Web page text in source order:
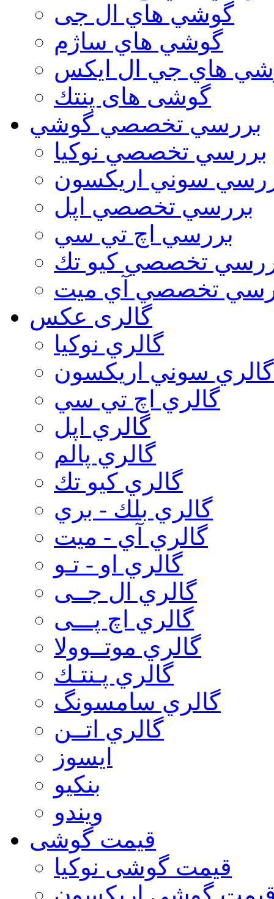
گوشي هاي ال جی
گوشي هاي ساژم
هاي جي ال ايكس
گوشی های پنتك
بررسي تخصصي گوشي
بررسي تخصصي نوكيا
سوني اريكسون
بررسي تخصصي اپل
بررسي اچ تي سي
تخصصي كيو تك
تخصصي آي ميت
گالری عکس
گالري نوكيا
گالري سوني اريكسون
گالري اچ تي سي
گالري اپل
گالري پالم
گالري كيو تك
گالري بلك - بري
گالري آي - ميت
گالري او - تـو
گالري ال جــی
گالري اچ پـــی
گالري موتــوولا
گالري پـنتـك
گالري سامسونگ
گالري اتــن
ایسوز
بنکیو
ویندو
قیمت گوشی
قیمت گوشی نوكيا